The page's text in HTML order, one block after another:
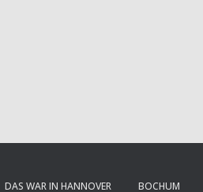
DAS WAR IN HANNOVER BOCHUM